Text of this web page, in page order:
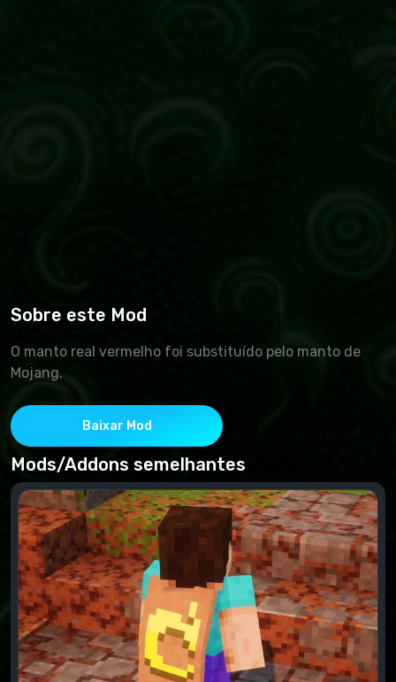
Sobre este Mod
O manto real vermelho foi substituído pelo manto de
Mojang.
Baixar Mod
Mods/Addons semelhantes